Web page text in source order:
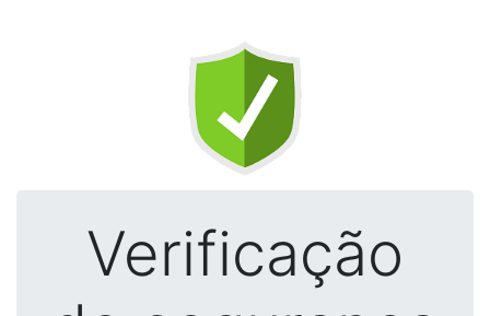
Verificação